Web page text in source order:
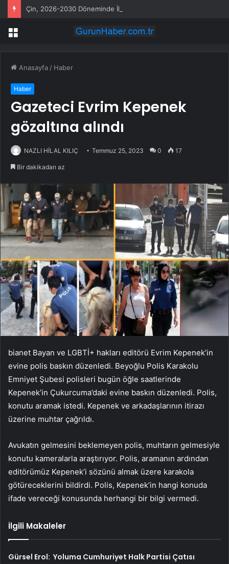
Menü
Anasayfa / Haber
Haber
Gazeteci Evrim Kepenek
gözaltına alındı
NAZLI HİLAL KILIÇ Temmuz 25, 2023 0 17
Bir dakikadan az
bianet Bayan ve LGBTİ+ hakları editörü Evrim Kepenek’in
evine polis baskın düzenledi. Beyoğlu Polis Karakolu
Emniyet Şubesi polisleri bugün öğle saatlerinde
Kepenek’in Çukurcuma’daki evine baskın düzenledi. Polis,
konutu aramak istedi. Kepenek ve arkadaşlarının itirazı
üzerine muhtar çağrıldı.
Avukatın gelmesini beklemeyen polis, muhtarın gelmesiyle
konutu kameralarla araştırıyor. Polis, aramanın ardından
editörümüz Kepenek’i sözünü almak üzere karakola
götüreceklerini bildirdi. Polis, Kepenek’in hangi konuda
ifade vereceği konusunda herhangi bir bilgi vermedi.
İlgili Makaleler
Gürsel Erol: Yoluma Cumhuriyet Halk Partisi Çatısı